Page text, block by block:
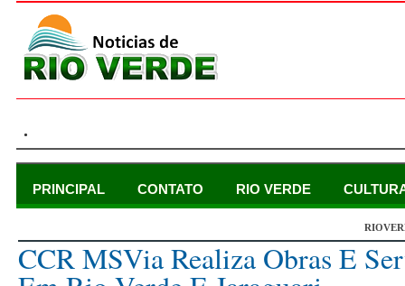
.
PRINCIPAL CONTATO RIO VERDE
CCR MSVia Realiza Obras E